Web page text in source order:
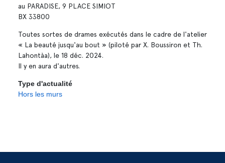
au PARADISE, 9 PLACE SIMIOT
BX 33800
Toutes sortes de drames exécutés dans le cadre de l'atelier
« La beauté jusqu'au bout » (piloté par X. Boussiron et Th.
Lahontàa), le 18 déc. 2024.
Il y en aura d'autres.
Type d'actualité
Hors les murs